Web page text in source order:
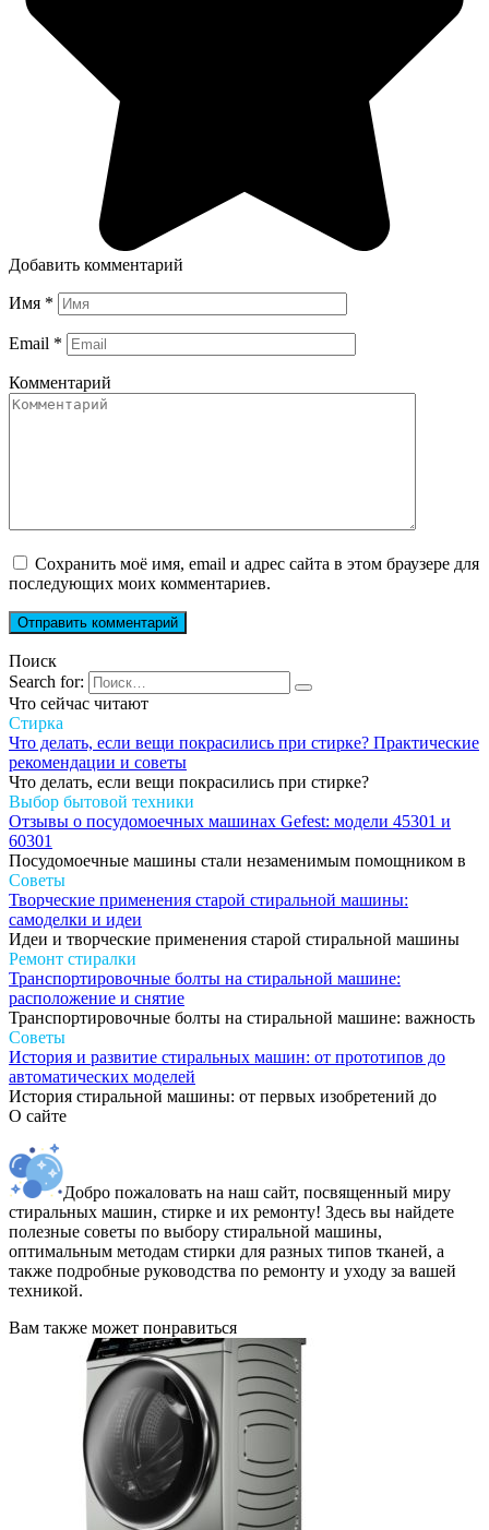
Добавить комментарий
Имя *
Email *
Комментарий
Сохранить моё имя, email и адрес сайта в этом браузере для
последующих моих комментариев.
Поиск
Search for:
Что сейчас читают
Стирка
Что делать, если вещи покрасились при стирке? Практические
рекомендации и советы
Что делать, если вещи покрасились при стирке?
Выбор бытовой техники
Отзывы о посудомоечных машинах Gefest: модели 45301 и
60301
Посудомоечные машины стали незаменимым помощником в
Советы
Творческие применения старой стиральной машины:
самоделки и идеи
Идеи и творческие применения старой стиральной машины
Ремонт стиралки
Транспортировочные болты на стиральной машине:
расположение и снятие
Транспортировочные болты на стиральной машине: важность
Советы
История и развитие стиральных машин: от прототипов до
автоматических моделей
История стиральной машины: от первых изобретений до
О сайте
Добро пожаловать на наш сайт, посвященный миру
стиральных машин, стирке и их ремонту! Здесь вы найдете
полезные советы по выбору стиральной машины,
оптимальным методам стирки для разных типов тканей, а
также подробные руководства по ремонту и уходу за вашей
техникой.
Вам также может понравиться